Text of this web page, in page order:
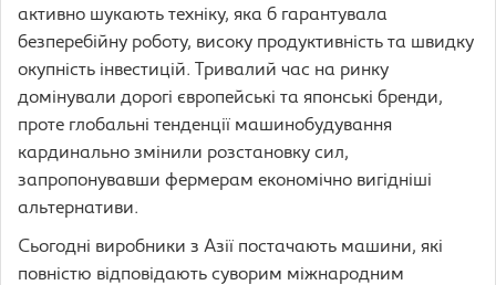
активно шукають техніку, яка б гарантувала
безперебійну роботу, високу продуктивність та швидку
окупність інвестицій. Тривалий час на ринку
домінували дорогі європейські та японські бренди,
проте глобальні тенденції машинобудування
кардинально змінили розстановку сил,
запропонувавши фермерам економічно вигідніші
альтернативи.
Сьогодні виробники з Азії постачають машини, які
повністю відповідають суворим міжнародним